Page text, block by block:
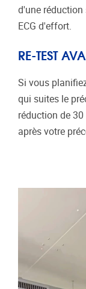
d'une
ECG d'effort.
RE-TEST
Si vous
qui suites le
réduction de
après votre